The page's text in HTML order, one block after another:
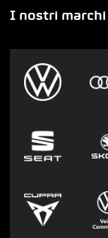
I nostri marchi